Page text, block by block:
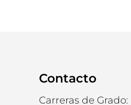
Contacto
Carreras de Grado: